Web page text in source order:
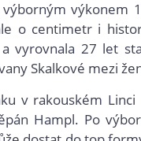
výkonem
o centimetr i
vyrovnala 27 let
Skalkové mezi
v rakouském Linci
Hampl. Po